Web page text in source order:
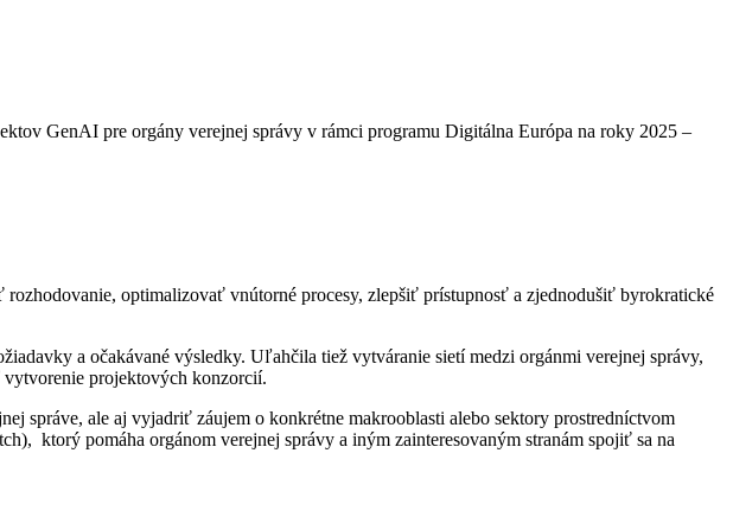
GenAI pre orgány verejnej správy v rámci programu Digitálna Európa na roky 2025 –
optimalizovať vnútorné procesy, zlepšiť prístupnosť a zjednodušiť byrokratické
a očakávané výsledky. Uľahčila tiež vytváranie sietí medzi orgánmi verejnej správy,
projektových konzorcií.
správe, ale aj vyjadriť záujem o konkrétne makrooblasti alebo sektory prostredníctvom
ktorý pomáha orgánom verejnej správy a iným zainteresovaným stranám spojiť sa na